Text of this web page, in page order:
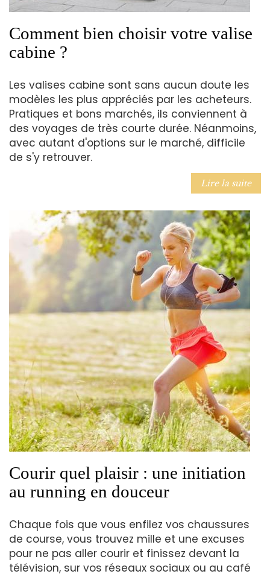
Comment bien choisir votre valise
cabine ?
Les valises cabine sont sans aucun doute les
modèles les plus appréciés par les acheteurs.
Pratiques et bons marchés, ils conviennent à
des voyages de très courte durée. Néanmoins,
avec autant d'options sur le marché, difficile
de s'y retrouver.
Lire la suite
Courir quel plaisir : une initiation
au running en douceur
Chaque fois que vous enfilez vos chaussures
de course, vous trouvez mille et une excuses
pour ne pas aller courir et finissez devant la
télévision, sur vos réseaux sociaux ou au café